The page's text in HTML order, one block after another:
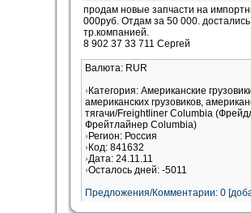
продам новые запчасти на
000руб. Отдам за 50 000.
тр.компанией.
8 902 37 33 711 Сергей
Валюта: RUR
Категория: Американские
американских грузовиков,
тягачи/Freightliner Columbia
Фрейтлайнер Columbia)
Регион: Россия
Код: 841632
Дата: 24.11.11
Осталось дней: -5011
Предложения/Комментарии: 0